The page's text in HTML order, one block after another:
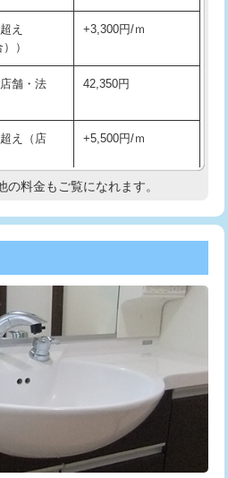
66,000円
まで） 27,500円
超え）
）
え） 38,500円
38,500円
現場見積
価格です。
16,500円
) 3,300円
置) 5,500円
バンド止
5,500円
め戻し作
11,000円
・HI）使
33,000円
・HI）使
管・銅
まで)
44,000円
え
）
+3,300円/ｍ
舗・法
42,350円
え（店
+5,500円/ｍ
現地調査
+3,300円
33,000円
・清掃・修
軽作業）
11,000円
・清掃・修
22,000円
料金もご覧になれます。